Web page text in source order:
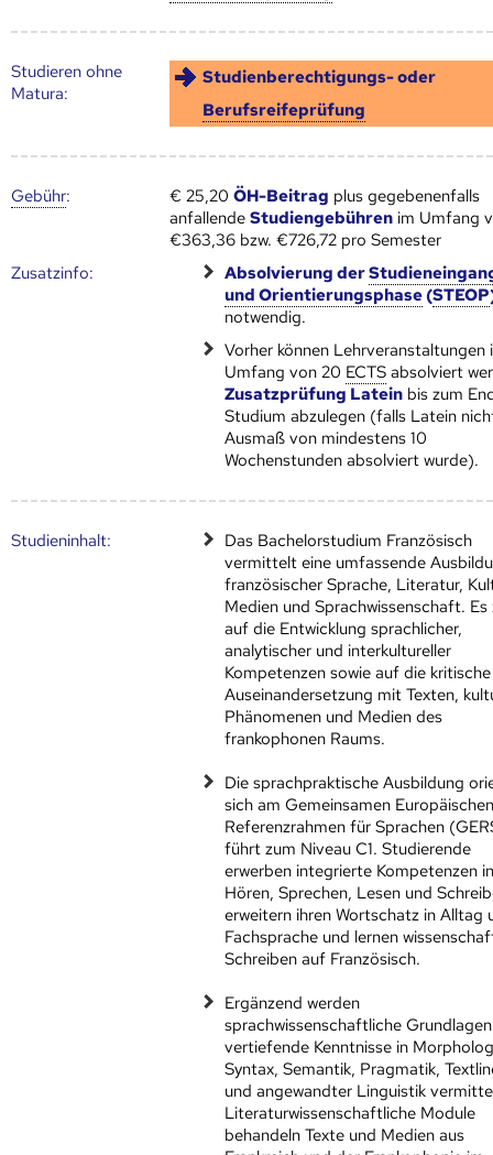
Studieren ohne
Matura:
Studienberechtigungs- oder
Berufsreifeprüfung
Gebühr: € 25,20ÖH-Beitrag plus gegebenenfalls
anfallendeStudiengebühren im Umfang
€363,36 bzw. €726,72 pro Semester
Zusatz­info:
Absolvierung der
und Orientierungsphase (STEOP
notwendig.
Vorher können Lehrveranstaltungen
Umfang von 20 ECTS absolviert
Zusatzprüfung Latein bis zum
Studium abzulegen (falls Latein
Ausmaß von mindestens 10
Wochenstunden absolviert wurde).
Studien­inhalt:
Das Bachelorstudium Französisch
vermittelt eine umfassende
französischer Sprache, Literatur,
Medien und Sprachwissenschaft. Es
auf die Entwicklung sprachlicher,
analytischer und interkultureller
Kompetenzen sowie auf die kritische
Auseinandersetzung mit Texten,
Phänomenen und Medien des
frankophonen Raums.
Die sprachpraktische Ausbildung
sich am Gemeinsamen
Referenzrahmen für Sprachen
führt zum Niveau C1. Studierende
erwerben integrierte Kompetenzen
Hören, Sprechen, Lesen und
erweitern ihren Wortschatz in Alltag
Fachsprache und lernen
Schreiben auf Französisch.
Ergänzend werden
sprachwissenschaftliche
vertiefende Kenntnisse in
Syntax, Semantik, Pragmatik,
und angewandter Linguistik
Literaturwissenschaftliche Module
behandeln Texte und Medien aus